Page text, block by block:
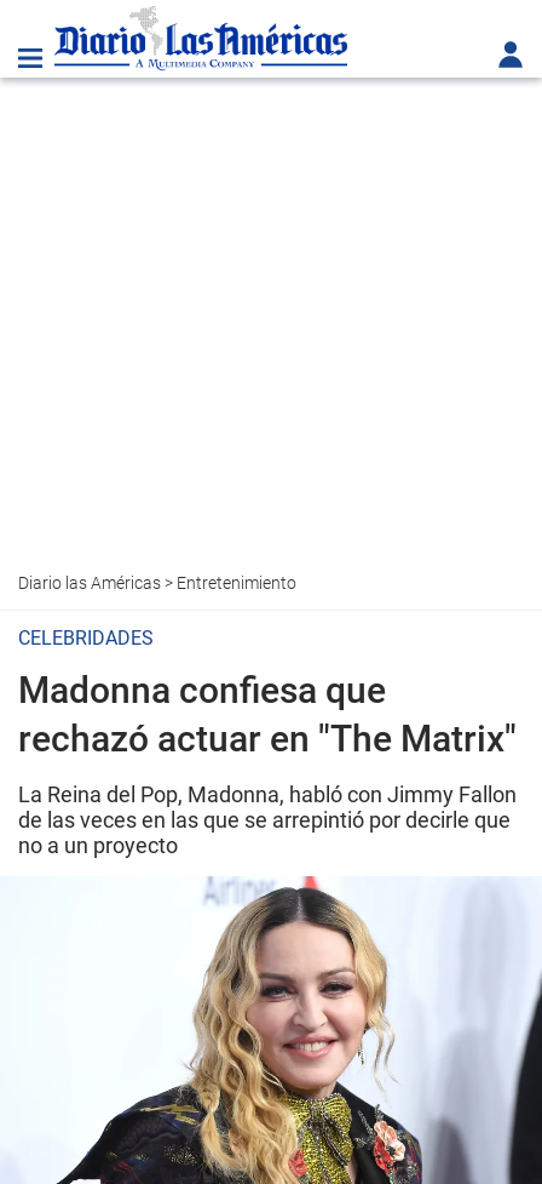
Diario las Américas> Entretenimiento
CELEBRIDADES
Madonna confiesa que
rechazó actuar en "The Matrix"
La Reina del Pop, Madonna, habló con Jimmy Fallon
de las veces en las que se arrepintió por decirle que
no a un proyecto